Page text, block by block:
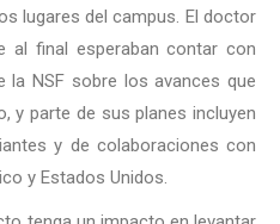
lugares del campus. El doctor
al final esperaban contar con
la NSF sobre los avances que
y parte de sus planes incluyen
y de colaboraciones con
y Estados Unidos.